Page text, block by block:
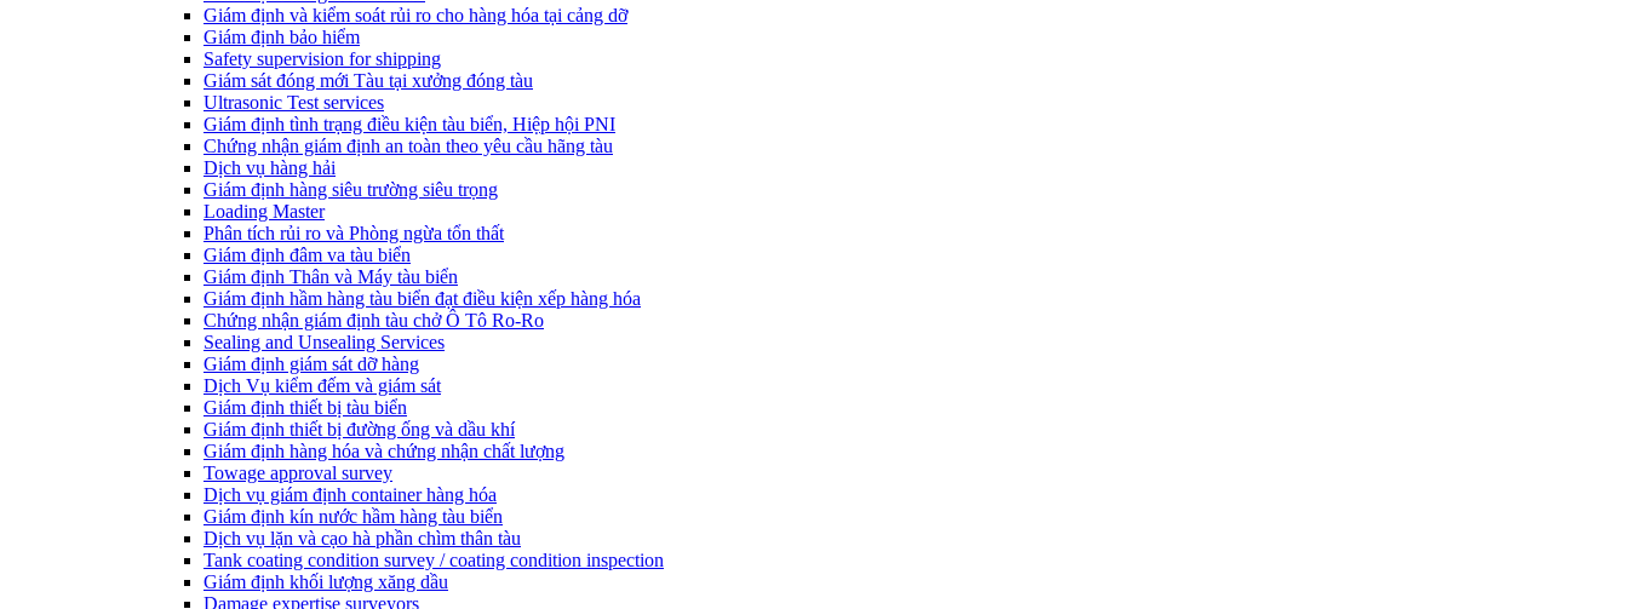
Giám định và kiểm soát rủi ro cho hàng hóa tại cảng dỡ
Giám định bảo hiểm
Safety supervision for shipping
Giám sát đóng mới Tàu tại xưởng đóng tàu
Ultrasonic Test services
Giám định tình trạng điều kiện tàu biển, Hiệp hội PNI
Chứng nhận giám định an toàn theo yêu cầu hãng tàu
Dịch vụ hàng hải
Giám định hàng siêu trường siêu trọng
Loading Master
Phân tích rủi ro và Phòng ngừa tổn thất
​Giám định đâm va tàu biển
Giám định Thân và Máy tàu biển
​Giám định hầm hàng tàu biển đạt điều kiện xếp hàng hóa
Chứng nhận giám định tàu chở Ô Tô Ro-Ro
Sealing and Unsealing Services
Giám định giám sát dỡ hàng
Dịch Vụ kiểm đếm và giám sát
Giám định thiết bị tàu biển
Giám định thiết bị đường ống và dầu khí
Giám định hàng hóa và chứng nhận chất lượng
Towage approval survey
Dịch vụ giám định container hàng hóa
Giám định kín nước hầm hàng tàu biển
Dịch vụ lặn và cạo hà phần chìm thân tàu
Tank coating condition survey / coating condition inspection
Giám định khối lượng xăng dầu
Damage expertise surveyors